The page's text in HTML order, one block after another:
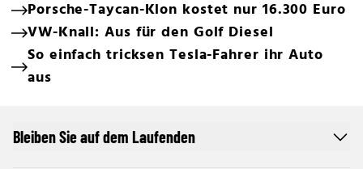
Porsche-Taycan-Klon kostet nur 16.300 Euro
VW-Knall: Aus für den Golf Diesel
So einfach tricksen Tesla-Fahrer ihr Auto
aus
Bleiben Sie auf dem Laufenden